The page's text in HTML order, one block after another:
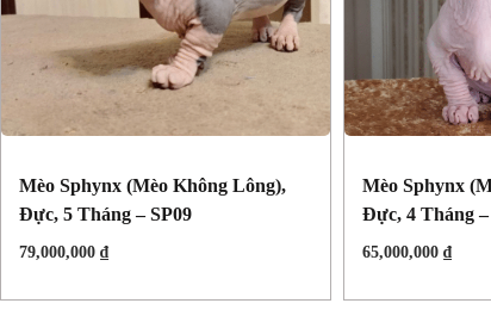
Mèo Sphynx (mèo Không Lông),
Đực, 5 Tháng – SP09
79,000,000 ₫
Mèo Sphynx
Đực, 4 Tháng –
65,000,000 ₫